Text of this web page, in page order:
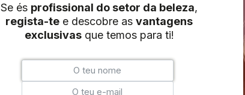
Se és profissional do setor da beleza,
regista-te e descobre as vantagens
exclusivasque temos para ti!